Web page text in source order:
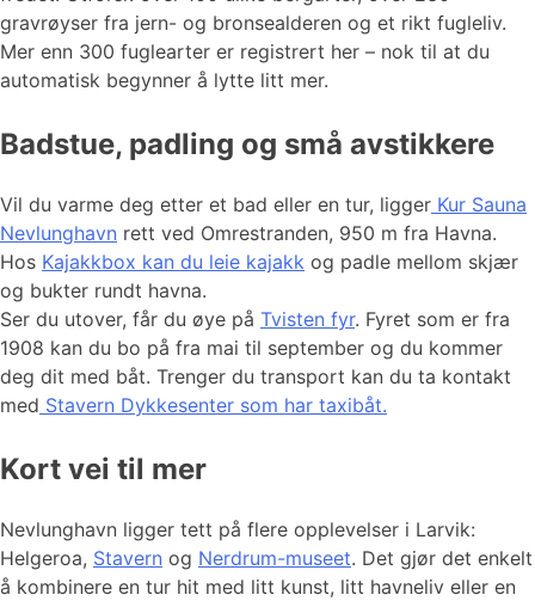
gravrøyser fra jern- og bronsealderen og et rikt fugleliv.
Mer enn 300 fuglearter er registrert her – nok til at du
automatisk begynner å lytte litt mer.
Badstue, padling og små avstikkere
Vil du varme deg etter et bad eller en tur, ligger Kur Sauna
Nevlunghavn rett ved Omrestranden, 950 m fra Havna.
Hos Kajakkbox kan du leie kajakk og padle mellom skjær
og bukter rundt havna.
Ser du utover, får du øye på Tvisten fyr. Fyret som er fra
1908 kan du bo på fra mai til september og du kommer
deg dit med båt. Trenger du transport kan du ta kontakt
med Stavern Dykkesenter som har taxibåt.
Kort vei til mer
Nevlunghavn ligger tett på flere opplevelser i Larvik:
Helgeroa, Stavern og Nerdrum-museet. Det gjør det enkelt
å kombinere en tur hit med litt kunst, litt havneliv eller en